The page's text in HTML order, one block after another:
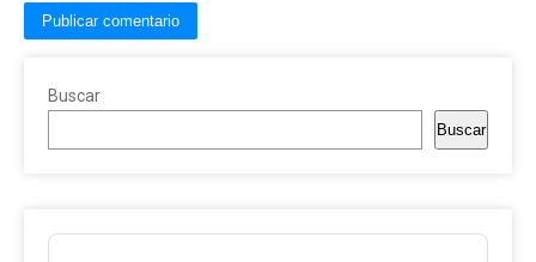
Buscar
Buscar